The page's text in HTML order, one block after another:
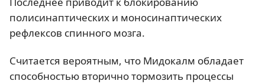
полисинаптических и моносинаптических
рефлексов спинного мозга.
Считается вероятным, что Мидокалм обладает
способностью вторично тормозить процессы